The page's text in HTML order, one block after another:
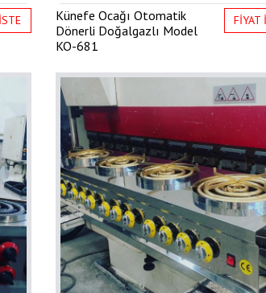
Künefe Ocağı Otomatik
Dönerli Doğalgazlı Model
KO-681
FİYAT